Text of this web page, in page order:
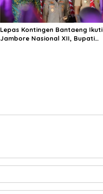
Lepas Kontingen Bantaeng Ikuti
Jambore Nasional XII, Bupati